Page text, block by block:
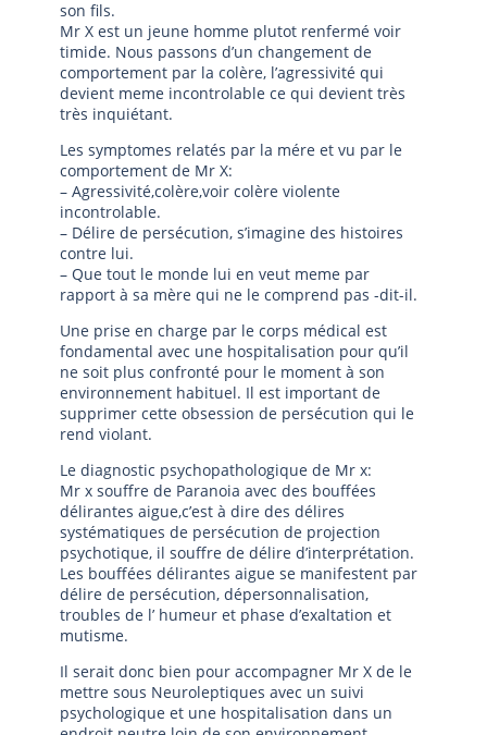
son fils.
Mr X est un jeune homme plutot renfermé voir
timide. Nous passons d’un changement de
comportement par la colère, l’agressivité qui
devient meme incontrolable ce qui devient très
très inquiétant.
Les symptomes relatés par la mére et vu par le
comportement de Mr X:
– Agressivité,colère,voir colère violente
incontrolable.
– Délire de persécution, s’imagine des histoires
contre lui.
– Que tout le monde lui en veut meme par
rapport à sa mère qui ne le comprend pas -dit-il.
Une prise en charge par le corps médical est
fondamental avec une hospitalisation pour qu’il
ne soit plus confronté pour le moment à son
environnement habituel. Il est important de
supprimer cette obsession de persécution qui le
rend violant.
Le diagnostic psychopathologique de Mr x:
Mr x souffre de Paranoia avec des bouffées
délirantes aigue,c’est à dire des délires
systématiques de persécution de projection
psychotique, il souffre de délire d’interprétation.
Les bouffées délirantes aigue se manifestent par
délire de persécution, dépersonnalisation,
troubles de l’ humeur et phase d’exaltation et
mutisme.
Il serait donc bien pour accompagner Mr X de le
mettre sous Neuroleptiques avec un suivi
psychologique et une hospitalisation dans un